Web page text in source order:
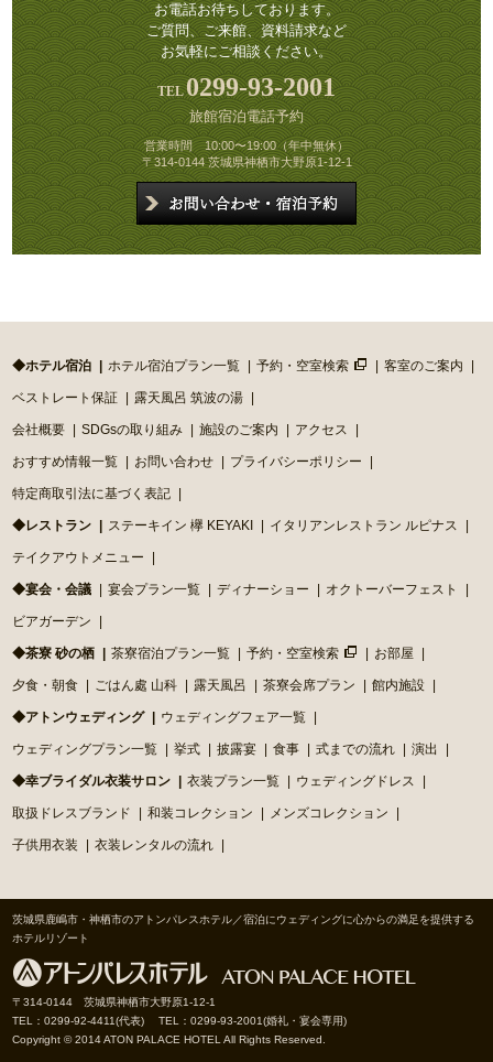
お電話お待ちしております。
ご質問、ご来館、資料請求など
お気軽にご相談ください。
0299-93-2001
旅館宿泊電話予約
営業時間 10:00〜19:00（年中無休）
〒314-0144 茨城県神栖市大野原1-12-1
◆ホテル宿泊 ホテル宿泊プラン一覧 予約・空室検索 客室のご案内
ベストレート保証 露天風呂 筑波の湯
会社概要 SDGsの取り組み 施設のご案内 アクセス
おすすめ情報一覧 お問い合わせ プライバシーポリシー
特定商取引法に基づく表記
◆レストラン ステーキイン 欅 KEYAKI イタリアンレストラン ルピナス
テイクアウトメニュー
◆宴会・会議 宴会プラン一覧 ディナーショー オクトーバーフェスト
ビアガーデン
◆茶寮 砂の栖 茶寮宿泊プラン一覧 予約・空室検索 お部屋
夕食・朝食 ごはん處 山科 露天風呂 茶寮会席プラン 館内施設
◆アトンウェディング ウェディングフェア一覧
ウェディングプラン一覧 挙式 披露宴 食事 式までの流れ 演出
◆幸ブライダル衣装サロン 衣装プラン一覧 ウェディングドレス
取扱ドレスブランド 和装コレクション メンズコレクション
子供用衣装 衣装レンタルの流れ
茨城県鹿嶋市・神栖市のアトンパレスホテル／宿泊にウェディングに心からの満足を提供する
ホテルリゾート
〒314-0144 茨城県神栖市大野原1-12-1
TEL：0299-92-4411(代表) TEL：0299-93-2001(婚礼・宴会専用)
Copyright © 2014 ATON PALACE HOTEL All Rights Reserved.